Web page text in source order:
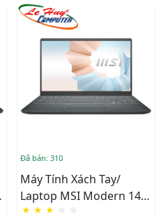
Đã bán: 310
Máy Tính Xách Tay/
Laptop MSI Modern 14
(B5M-204VN) (R5
★ ★ ★ ☆ ☆